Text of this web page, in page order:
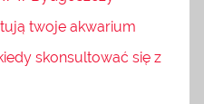
twoje akwarium
skonsultować się z